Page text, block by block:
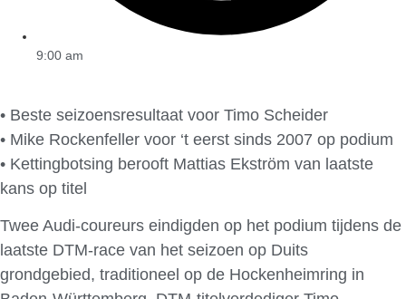
9:00 am
• Beste seizoensresultaat voor Timo Scheider
• Mike Rockenfeller voor ‘t eerst sinds 2007 op podium
• Kettingbotsing berooft Mattias Ekström van laatste
kans op titel
Twee Audi-coureurs eindigden op het podium tijdens de
laatste DTM-race van het seizoen op Duits
grondgebied, traditioneel op de Hockenheimring in